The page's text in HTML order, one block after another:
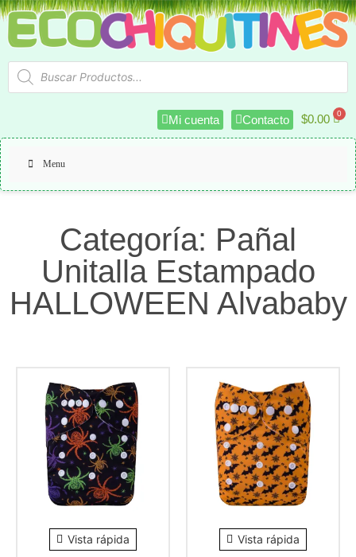
Mi cuenta Contacto $0.00
Menu
Categoría: Pañal
Unitalla Estampado
HALLOWEEN Alvababy
Vista rápida
Vista rápida